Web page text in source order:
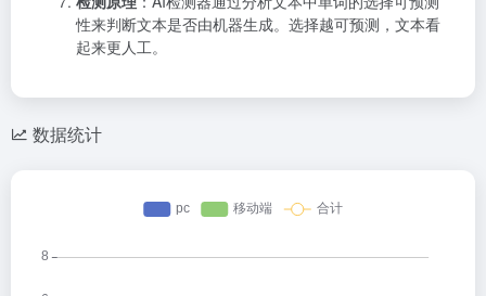
性来判断文本是否由机器生成。选择越可预测，文本看
起来更人工。
数据统计